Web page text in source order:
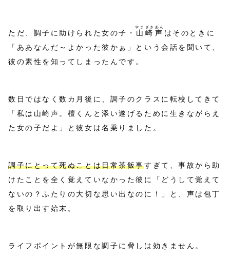
ただ、調子に助けられた女の子・ 山崎声
やまざきあん
はそのときに
「ああなんだ～よかった彼かぁ」という会話を聞いて、
彼の素性を知ってしまったんです。
数日ではなく数カ月後に、調子のクラスに転校してきて
「私は山崎声。檀くんと添い遂げるために生きながらえ
た女の子だよ」と彼女は名乗りました。
調子にとって死ぬことは日常茶飯事すぎて、事故から助
けたことを全く覚えていなかった彼に「どうして覚えて
ないの？ふたりの大切な思い出なのに！」と、声は包丁
を取り出す始末。
ライフポイントが無限な調子に脅しは効きません。